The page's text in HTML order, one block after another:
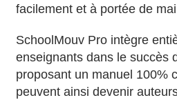
facilement et à portée de
SchoolMouv Pro intègre
enseignants dans le succès
proposant un manuel 100%
peuvent ainsi devenir